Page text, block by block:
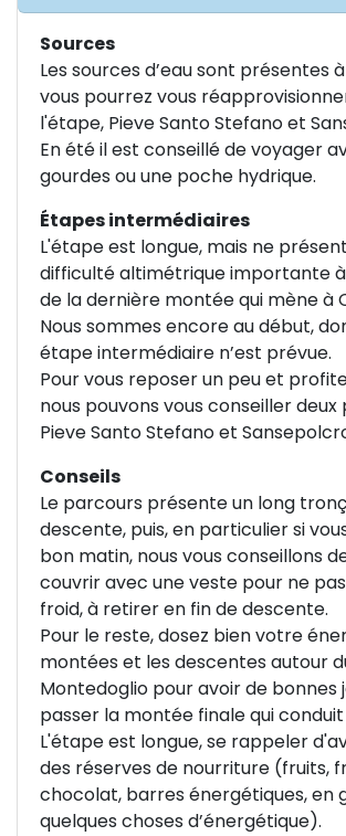
Sources
Les sources d’eau sont présentes
vous pourrez vous
l'étape, Pieve Santo Stefano et
En été il est conseillé de voyager
gourdes ou une poche hydrique.
Étapes intermédiaires
L'étape est longue, mais ne
difficulté altimétrique importante
de la dernière montée qui mène à
Nous sommes encore au début,
étape intermédiaire n’est prévue.
Pour vous reposer un peu et
nous pouvons vous conseiller deux
Pieve Santo Stefano et
Conseils
Le parcours présente un long
descente, puis, en particulier si
bon matin, nous vous conseillons
couvrir avec une veste pour ne
froid, à retirer en fin de descente.
Pour le reste, dosez bien votre
montées et les descentes autour
Montedoglio pour avoir de bonnes
passer la montée finale qui
L'étape est longue, se rappeler
des réserves de nourriture (fruits,
chocolat, barres énergétiques, en
quelques choses d’énergétique).